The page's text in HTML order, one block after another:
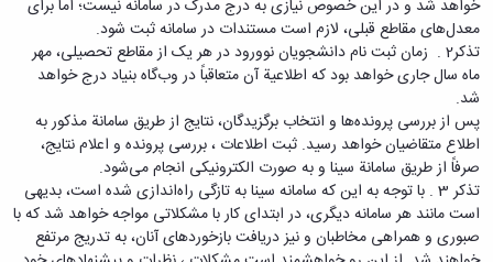
تکمیلی
معاونت
دانشجویی
معاونت
و
فناوری
معاونت
فرهنگی
و
اجتماعی
دامپزشکی
علوم
پایه
اقتصادی
و
اجتماعی
دانشکده
های
اقماری
خواهد شد و در این خصوص نیازی به درج مدرک در سامانه نیست؛ اما برای
معدل‌های مقاطع قبلی، لازم است مستندات در سامانه ثبت شود.
تذکر2 . زمان ثبت نام دانشجویان نوورود در هر یک از مقاطع تحصیلی، مهر
ماه سال جاری خواهد بود که اطلاعیة آن متعاقباً در وب‌گاه بنیاد درج خواهد
شد.
پس از بررسی پرونده‌ها و انتخاب برگزیدگان، نتایج از طریق سامانة مذکور به
اطلاع متقاضیان خواهد رسید. ثبت اطلاعات ،‌ بررسی پرونده و اعلام نتایج،
صرفاً از طریق سامانة سینا و به صورت الکترونیکی انجام می‌شود.
تذکر 3 . با توجه به این که سامانه سینا به تازگی راه‌اندازی شده است، بدیهی
است مانند هر سامانه دیگری، در ابتدای کار با مشکلاتی مواجه خواهد شد که با
صبوری و همراهی مخاطبان و نیز دریافت بازخوردهای آنان، به تدریج مرتفع